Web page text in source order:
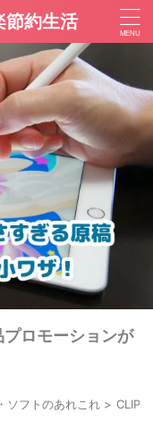
節約生活
ロモーションが
ソフトのあれこれ > CLIP